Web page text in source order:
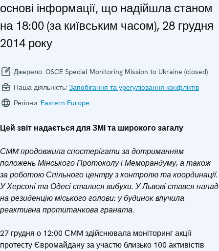
основі інформації, що надійшла станом
на 18:00 (за київським часом), 28 грудня
2014 року
Джерело: OSCE Special Monitoring Mission to Ukraine (closed)
Наша діяльність: Запобігання та урегулювання конфліктів
Регіони: Eastern Europe
Цей звіт надається для ЗМІ та широкого загалу
СMM продовжила спостерігати за дотриманням
положень Мінського Протоколу і Меморандуму, а також
за роботою Спільного центру з контролю та координації.
У Херсоні та Одесі сталися вибухи. У Львові стався напад
на резиденцію міського голови: у будинок влучила
реактивна протитанкова граната.
27 грудня о 12:00 СMM здійснювала моніторинг акції
протесту Євромайдану за участю близько 100 активістів